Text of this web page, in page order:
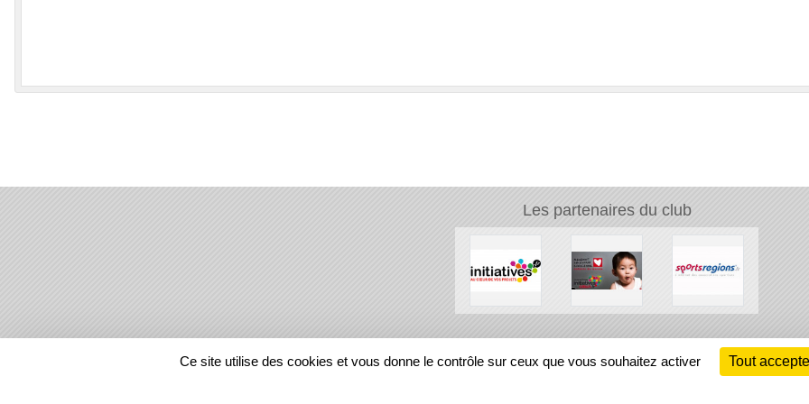
Les partenaires du club
REGIONS
Ce site utilise des cookies et vous donne le contrôle sur ceux que vous souhaitez activer Tout